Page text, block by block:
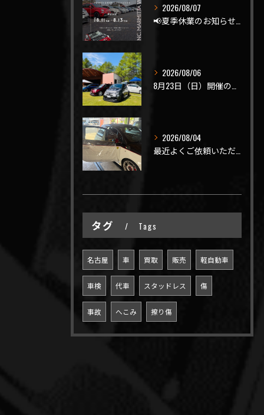
2026/08/07
2026/08/06
2026/08/04
タグ Tags
名古屋 車 買取 販売 軽自動車
車検 代車 スタッドレス 傷
事故 へこみ 擦り傷